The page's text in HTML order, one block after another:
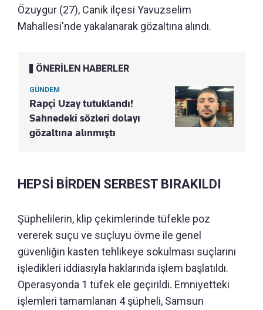
Özuygur (27), Canik ilçesi Yavuzselim
Mahallesi'nde yakalanarak gözaltına alındı.
ÖNERİLEN HABERLER
GÜNDEM
Rapçi Uzay tutuklandı!
Sahnedeki sözleri dolayı
gözaltına alınmıştı
HEPSİ BİRDEN SERBEST BIRAKILDI
Şüphelilerin, klip çekimlerinde tüfekle poz
vererek suçu ve suçluyu övme ile genel
güvenliğin kasten tehlikeye sokulması suçlarını
işledikleri iddiasıyla haklarında işlem başlatıldı.
Operasyonda 1 tüfek ele geçirildi. Emniyetteki
işlemleri tamamlanan 4 şüpheli, Samsun